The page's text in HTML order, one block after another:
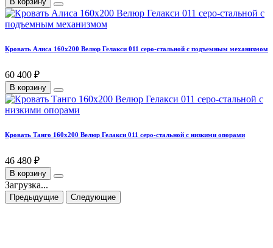
Кровать Алиса 160х200 Велюр Гелакси 011 серо-стальной с подъемным механизмом
60 400 ₽
В корзину
Кровать Танго 160х200 Велюр Гелакси 011 серо-стальной с низкими опорами
46 480 ₽
В корзину
Загрузка...
Предыдущие Следующие